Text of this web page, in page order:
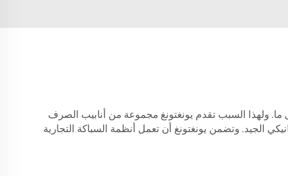
ولهذا السبب تقدم يونغتونغ مجموعة من أنابيب الصرف
الجيد. وتضمن يونغتونغ أن تعمل أنظمة السباكة التجارية